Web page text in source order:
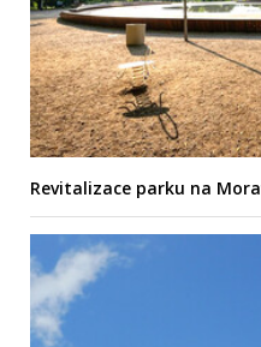
Revitalizace parku na